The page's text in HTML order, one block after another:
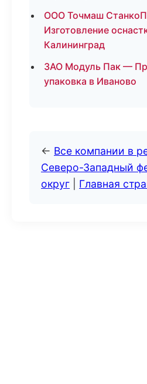
ООО Точмаш
Изготовление
Калининград
ЗАО Модуль Пак —
упаковка в Иваново
← Все компании в
Северо-Западный
округ
Главная